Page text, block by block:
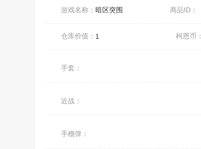
游戏名称： 暗区突围 商品ID：
仓库价值： 1 柯恩币：
手套：
近战：
手榴弹：